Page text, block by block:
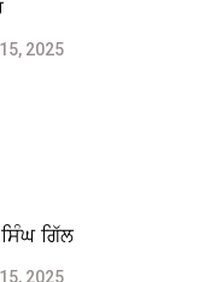
2025
ਗਿੱਲ
2025